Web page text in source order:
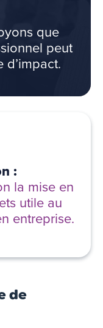
que
peut
:
la mise en
utile au
entreprise.
de